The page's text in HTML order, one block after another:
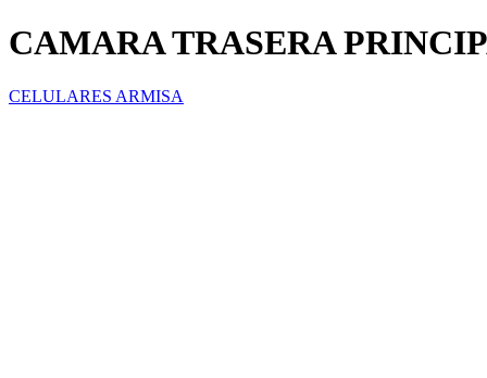
CAMARA TRASERA
CELULARES ARMISA